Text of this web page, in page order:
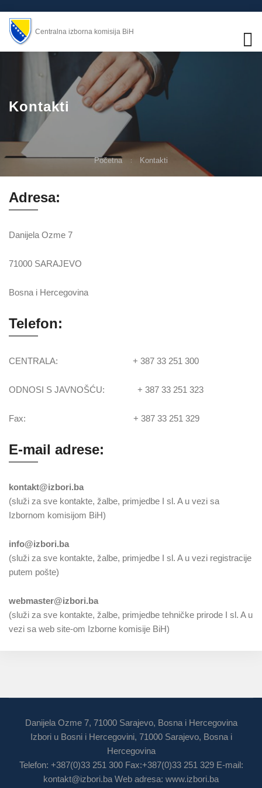
Centralna izborna komisija BiH
Kontakti
Početna Kontakti
Adresa:
Danijela Ozme 7
71000 SARAJEVO
Bosna i Hercegovina
Telefon:
CENTRALA: + 387 33 251 300
ODNOSI S JAVNOŠĆU: + 387 33 251 323
Fax: + 387 33 251 329
E-mail adrese:
kontakt@izbori.ba
(služi za sve kontakte, žalbe, primjedbe I sl. A u vezi sa
Izbornom komisijom BiH)
info@izbori.ba
(služi za sve kontakte, žalbe, primjedbe I sl. A u vezi registracije
putem pošte)
webmaster@izbori.ba
(služi za sve kontakte, žalbe, primjedbe tehničke prirode I sl. A u
vezi sa web site-om Izborne komisije BiH)
Danijela Ozme 7, 71000 Sarajevo, Bosna i Hercegovina
Izbori u Bosni i Hercegovini, 71000 Sarajevo, Bosna i
Hercegovina
Telefon: +387(0)33 251 300 Fax:+387(0)33 251 329 E-mail:
kontakt@izbori.ba Web adresa: www.izbori.ba